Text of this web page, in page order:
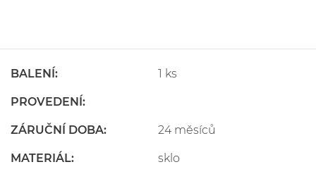
BALENÍ: 1 ks
PROVEDENÍ:
ZÁRUČNÍ DOBA: 24 měsíců
MATERIÁL: sklo